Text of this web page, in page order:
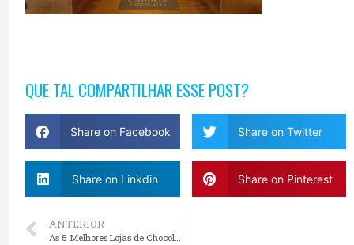
QUE TAL COMPARTILHAR ESSE POST?
Share on Facebook Share on Twitter
Share on Linkdin Share on Pinterest
ANTERIOR
As 5 Melhores Lojas de Chocolate em Gramado, RS: Um Paraíso para os Amantes de Chocolate